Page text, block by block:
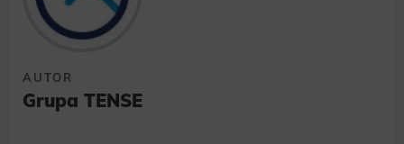
AUTOR
Grupa TENSE